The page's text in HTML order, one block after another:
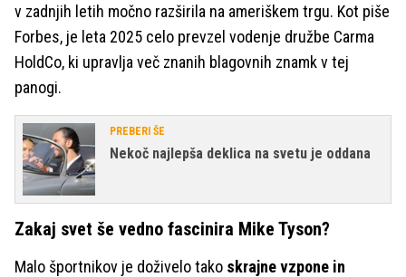
v zadnjih letih močno razširila na ameriškem trgu. Kot piše
Forbes, je leta 2025 celo prevzel vodenje družbe Carma
HoldCo, ki upravlja več znanih blagovnih znamk v tej
panogi.
PREBERI ŠE
Nekoč najlepša deklica na svetu je oddana
Zakaj svet še vedno fascinira Mike Tyson?
Malo športnikov je doživelo tako skrajne vzpone in